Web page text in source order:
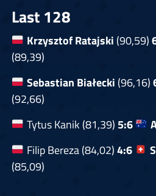
Last 128
Krzysztof Ratajski (90,59)
(89,39)
Sebastian Białecki (96,16)
(92,66)
Tytus Kanik (81,39) 5:6
Filip Bereza (84,02)4:6
(85,09)